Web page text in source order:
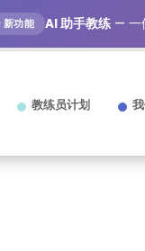
新功能 AI 助手教练 — 一
教练员计划